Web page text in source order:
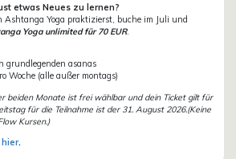
etwas Neues zu lernen?
Ashtanga Yoga praktizierst, buche im Juli und
Yoga unlimited für 70 EUR.
grundlegenden asanas
Woche (alle außer montags)
beiden Monate ist frei wählbar und dein Ticket gilt für
für die Teilnahme ist der 31. August 2026.(Keine
Kursen.)
hier.